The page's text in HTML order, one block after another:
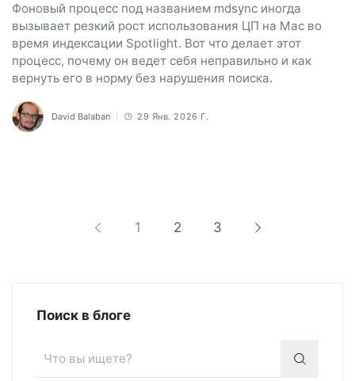
Фоновый процесс под названием mdsync иногда
вызывает резкий рост использования ЦП на Mac во
время индексации Spotlight. Вот что делает этот
процесс, почему он ведет себя неправильно и как
вернуть его в норму без нарушения поиска.
David Balaban 29 Янв. 2026 Г.
1 2 3
Поиск в блоге